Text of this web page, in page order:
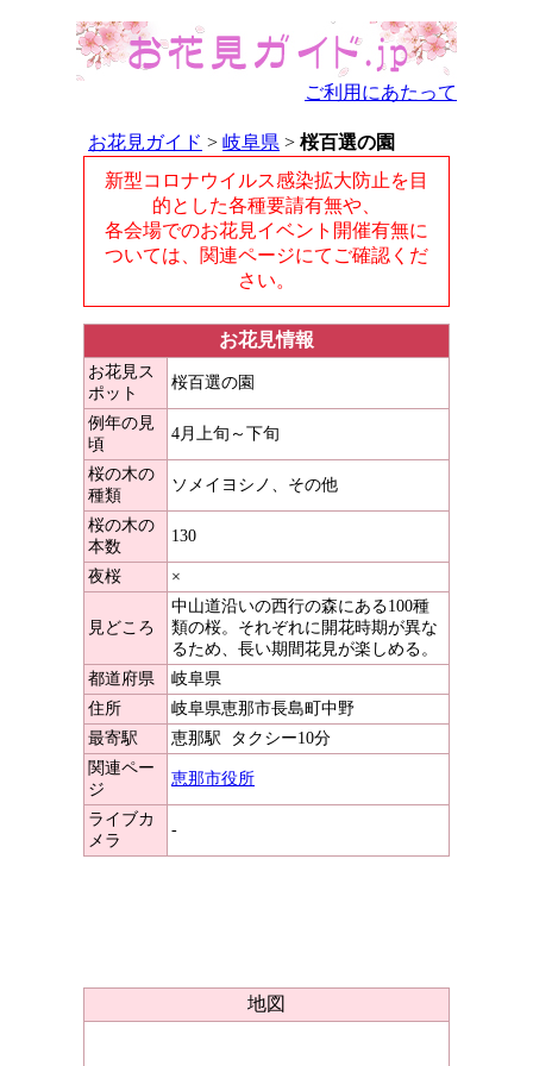
ご利用にあたって
お花見ガイド > 岐阜県 > 桜百選の園
新型コロナウイルス感染拡大防止を目
的とした各種要請有無や、
各会場でのお花見イベント開催有無に
ついては、関連ページにてご確認くだ
さい。
お花見情報
お花見ス
ポット
桜百選の園
例年の見
頃
4月上旬～下旬
桜の木の
種類
ソメイヨシノ、その他
桜の木の
本数
130
夜桜 ×
見どころ
中山道沿いの西行の森にある100種
類の桜。それぞれに開花時期が異な
るため、長い期間花見が楽しめる。
都道府県
岐阜県
住所
岐阜県恵那市長島町中野
最寄駅
恵那駅 タクシー10分
関連ペー
ジ
恵那市役所
ライブカ
メラ
-
地図